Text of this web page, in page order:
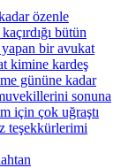
özenle
bütün
bir avukat
kimine kardeş
gününe kadar
sonuna
için çok uğraştı
teşekkürlerimi